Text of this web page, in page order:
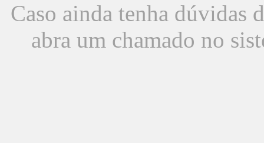
Caso ainda tenha dúvidas
abra um chamado no